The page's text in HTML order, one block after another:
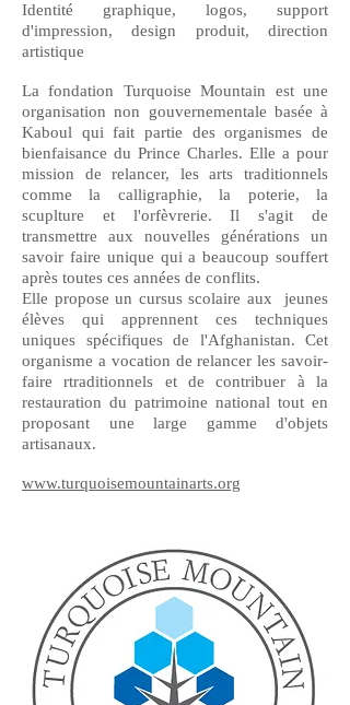
Identité graphique, logos, support
d'impression, design produit, direction
artistique
La fondation Turquoise Mountain est une
organisation non gouvernementale basée à
Kaboul qui fait partie des organismes de
bienfaisance du Prince Charles. Elle a pour
mission de relancer, les arts traditionnels
comme la calligraphie, la poterie, la
scuplture et l'orfèvrerie. Il s'agit de
transmettre aux nouvelles générations un
savoir faire unique qui a beaucoup souffert
après toutes ces années de conflits.
Elle propose un cursus scolaire aux jeunes
élèves qui apprennent ces techniques
uniques spécifiques de l'Afghanistan. Cet
organisme a vocation de relancer les savoir-
faire rtraditionnels et de contribuer à la
restauration du patrimoine national tout en
proposant une large gamme d'objets
artisanaux.
www.turquoisemountainarts.org